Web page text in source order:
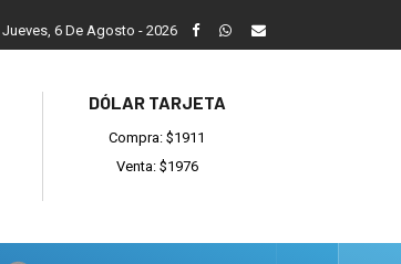
Reino: “Hay bandas muy organizadas y también
Jueves, 6 De Agosto - 2026
DÓLAR TARJETA
Compra: $1911
Venta: $1976